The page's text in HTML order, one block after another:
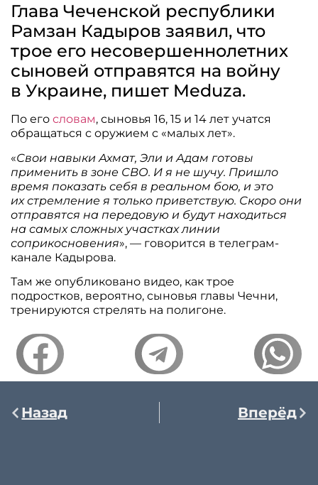
Глава Чеченской республики
Рамзан Кадыров заявил, что
трое его несовершеннолетних
сыновей отправятся на войну
в Украине, пишет Meduza.
По егословам, сыновья 16, 15 и 14 лет учатся
обращаться с оружием с «малых лет».
«Свои навыки Ахмат, Эли и Адам готовы
применить в зоне СВО. И я не шучу. Пришло
время показать себя в реальном бою, и это
их стремление я только приветствую. Скоро они
отправятся на передовую и будут находиться
на самых сложных участках линии
соприкосновения», — говорится в телеграм-
канале Кадырова.
Там же опубликовано видео, как трое
подростков, вероятно, сыновья главы Чечни,
тренируются стрелять на полигоне.
Назад Вперёд